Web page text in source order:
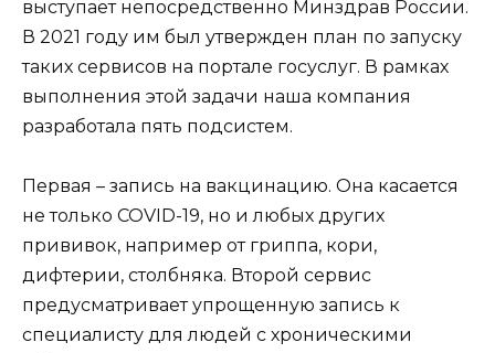
выступает непосредственно Минздрав России.
В 2021 году им был утвержден план по запуску
таких сервисов на портале госуслуг. В рамках
выполнения этой задачи наша компания
разработала пять подсистем.
Первая – запись на вакцинацию. Она касается
не только COVID-19, но и любых других
прививок, например от гриппа, кори,
дифтерии, столбняка. Второй сервис
предусматривает упрощенную запись к
специалисту для людей с хроническими